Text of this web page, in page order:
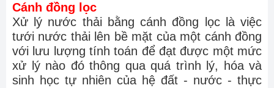
Cánh đồng lọc
Xử lý nước thải bằng cánh đồng lọc là việc
tưới nước thải lên bề mặt của một cánh đồng
với lưu lượng tính toán để đạt được một mức
xử lý nào đó thông qua quá trình lý, hóa và
sinh học tự nhiên của hệ đất - nước - thực